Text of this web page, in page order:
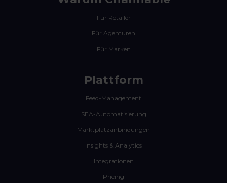
Für Retailer
Für Agenturen
Für Marken
Plattform
Feed-Management
SEA-Automatisierung
Marktplatzanbindungen
Insights & Analytics
Integrationen
Pricing